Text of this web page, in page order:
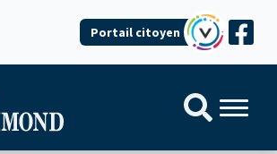
Portail citoyen